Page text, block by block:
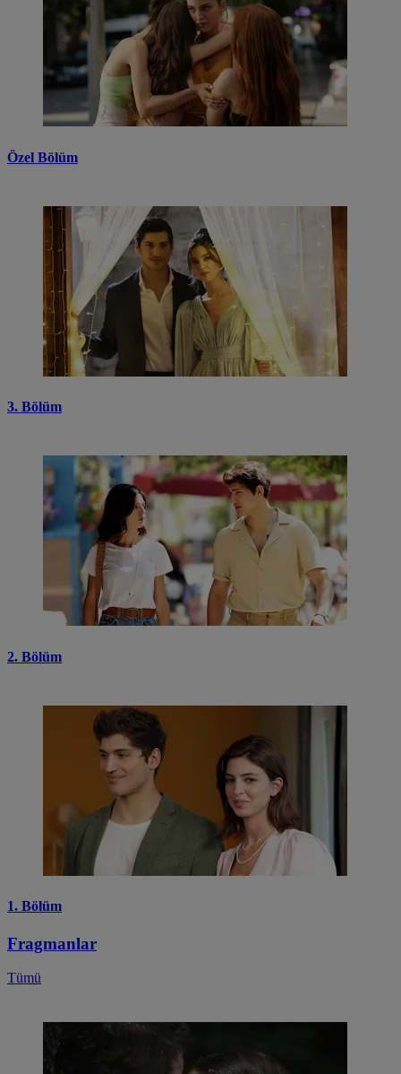
Özel Bölüm
3. Bölüm
2. Bölüm
1. Bölüm
Fragmanlar
Tümü